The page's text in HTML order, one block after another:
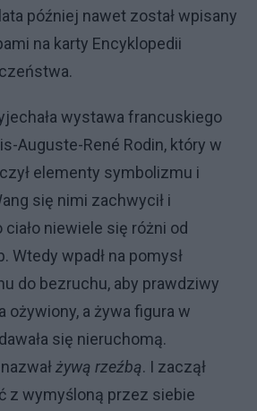
później nawet został wpisany
na karty Encyklopedii
wystawa francuskiego
Auguste-René Rodin, który w
elementy symbolizmu i
się nimi zachwycił i
ciało niewiele się różni od
Wtedy wpadł na pomysł
do bezruchu, aby prawdziwy
ożywiony, a żywa figura w
się nieruchomą.
żywą rzeźbą. I zaczął
z wymyśloną przez siebie